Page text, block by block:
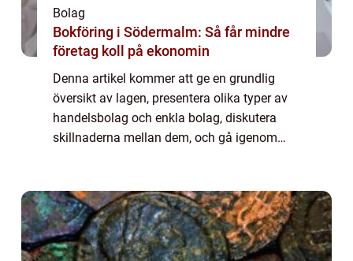
Bolag
Bokföring i Södermalm: Så får mindre
företag koll på ekonomin
Denna artikel kommer att ge en grundlig
översikt av lagen, presentera olika typer av
handelsbolag och enkla bolag, diskutera
skillnaderna mellan dem, och gå igenom
inn...